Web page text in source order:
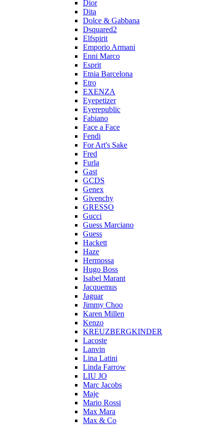
Dior
Dita
Dolce & Gabbana
Dsquared2
Elfspirit
Emporio Armani
Enni Marco
Esprit
Etnia Barcelona
Etro
EXENZA
Eyepetizer
Eyerepublic
Fabiano
Face a Face
Fendi
For Art's Sake
Fred
Furla
Gast
GCDS
Genex
Givenchy
GRESSO
Gucci
Guess Marciano
Guess
Hackett
Haze
Hermossa
Hugo Boss
Isabel Marant
Jacquemus
Jaguar
Jimmy Choo
Karen Millen
Kenzo
KREUZBERGKINDER
Lacoste
Lanvin
Lina Latini
Linda Farrow
LIU JO
Marc Jacobs
Maje
Mario Rossi
Max Mara
Max & Co